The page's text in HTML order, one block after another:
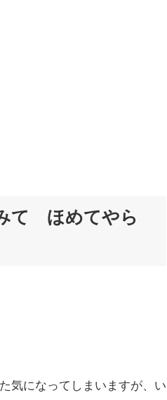
て ほめてやら
気になってしまいますが、い